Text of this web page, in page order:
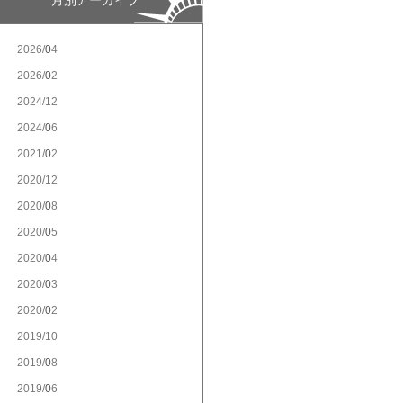
2026/ 4
2026/ 2
2024/12
2024/ 6
2021/ 2
2020/12
2020/ 8
2020/ 5
2020/ 4
2020/ 3
2020/ 2
2019/10
2019/ 8
2019/ 6